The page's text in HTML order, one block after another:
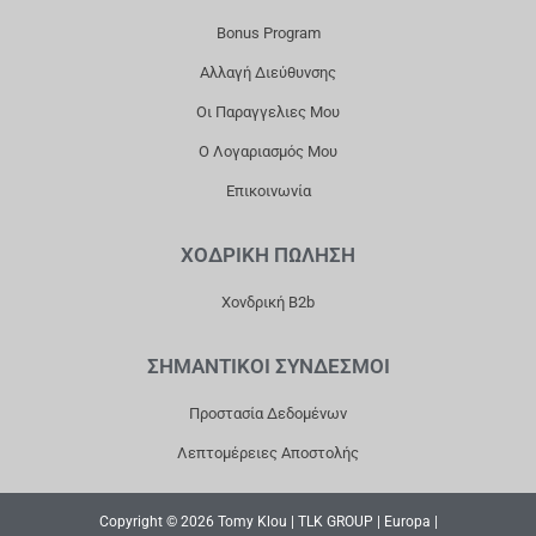
M
Bonus Program
Αλλαγή Διεύθυνσης
Οι Παραγγελιες Μου
Ο Λογαριασμός Μου
Επικοινωνία
ΧΟΔΡΙΚΗ ΠΩΛΗΣΗ
Χονδρική B2b
ΣΗΜΑΝΤΙΚΟΙ ΣΥΝΔΕΣΜΟΙ
Προστασία Δεδομένων
Λεπτομέρειες Αποστολής
Copyright © 2026 Tomy Klou | TLK GROUP | Europa |